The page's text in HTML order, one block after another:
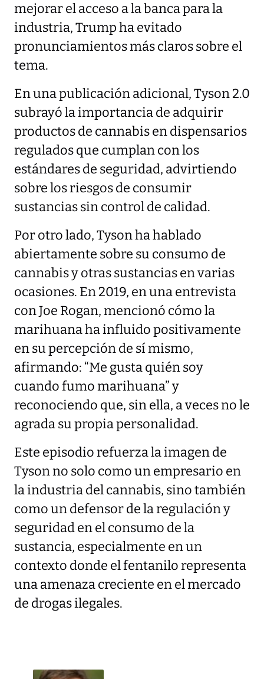
mejorar el acceso a la banca para la
industria, Trump ha evitado
pronunciamientos más claros sobre el
tema.
En una publicación adicional, Tyson 2.0
subrayó la importancia de adquirir
productos de cannabis en dispensarios
regulados que cumplan con los
estándares de seguridad, advirtiendo
sobre los riesgos de consumir
sustancias sin control de calidad.
Por otro lado, Tyson ha hablado
abiertamente sobre su consumo de
cannabis y otras sustancias en varias
ocasiones. En 2019, en una entrevista
con Joe Rogan, mencionó cómo la
marihuana ha influido positivamente
en su percepción de sí mismo,
afirmando: “Me gusta quién soy
cuando fumo marihuana” y
reconociendo que, sin ella, a veces no le
agrada su propia personalidad.
Este episodio refuerza la imagen de
Tyson no solo como un empresario en
la industria del cannabis, sino también
como un defensor de la regulación y
seguridad en el consumo de la
sustancia, especialmente en un
contexto donde el fentanilo representa
una amenaza creciente en el mercado
de drogas ilegales.